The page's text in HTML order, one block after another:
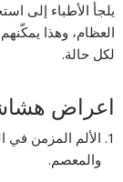
يلجأ الأطباء إلى
العظام، وهذا
لكل حالة.
اعراض
الألم المزمن في
والمعصم.